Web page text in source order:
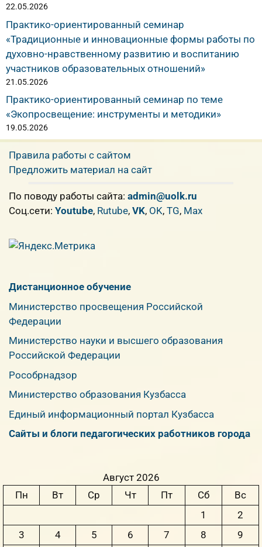
22.05.2026
Практико-ориентированный семинар
«Традиционные и инновационные формы работы по
духовно-нравственному развитию и воспитанию
участников образовательных отношений»
21.05.2026
Практико-ориентированный семинар по теме
«Экопросвещение: инструменты и методики»
19.05.2026
Правила работы с сайтом
Предложить материал на сайт
По поводу работы сайта: admin@uolk.ru
Cоц.сети: Youtube, Rutube, VK, OK, TG, Max
Дистанционное обучение
Министерство просвещения Российской
Федерации
Министерство науки и высшего образования
Российской Федерации
Рособрнадзор
Министерство образования Кузбасса
Единый информационный портал Кузбасса
Сайты и блоги педагогических работников города
Август 2026
Пн
Вт Ср Чт Пт Сб
Вс
1
2
3
4 5 6 7 8 9